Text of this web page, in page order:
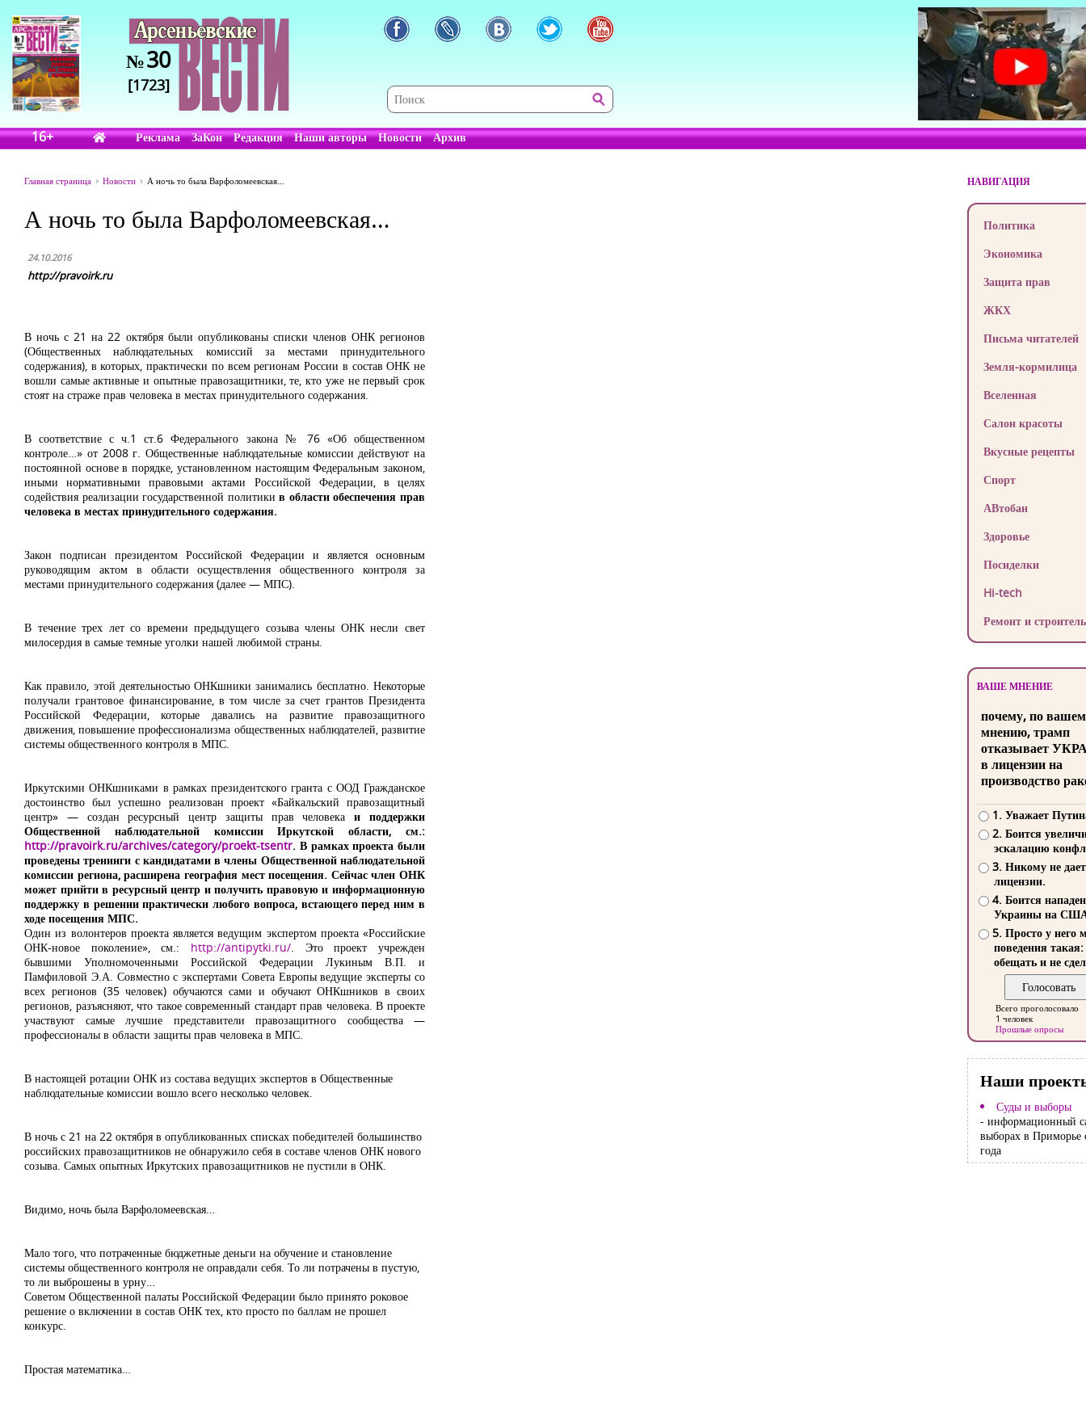
№30
[1723]
16+ Реклама ЗаКон Редакция Наши авторы Новости Архив
Главная страница Новости А ночь то была Варфоломеевская…
А ночь то была Варфоломеевская…
24.10.2016
http://pravoirk.ru
В ночь с 21 на 22 октября были опубликованы списки членов ОНК регионов
(Общественных наблюдательных комиссий за местами принудительного
содержания), в которых, практически по всем регионам России в состав ОНК не
вошли самые активные и опытные правозащитники, те, кто уже не первый срок
стоят на страже прав человека в местах принудительного содержания.
В соответствие с ч.1 ст.6 Федерального закона № 76 «Об общественном
контроле…» от 2008 г. Общественные наблюдательные комиссии действуют на
постоянной основе в порядке, установленном настоящим Федеральным законом,
иными нормативными правовыми актами Российской Федерации, в целях
содействия реализации государственной политикив области обеспечения прав
человека в местах принудительного содержания.
Закон подписан президентом Российской Федерации и является основным
руководящим актом в области осуществления общественного контроля за
местами принудительного содержания (далее — МПС).
В течение трех лет со времени предыдущего созыва члены ОНК несли свет
милосердия в самые темные уголки нашей любимой страны.
Как правило, этой деятельностью ОНКшники занимались бесплатно. Некоторые
получали грантовое финансирование, в том числе за счет грантов Президента
Российской Федерации, которые давались на развитие правозащитного
движения, повышение профессионализма общественных наблюдателей, развитие
системы общественного контроля в МПС.
Иркутскими ОНКшниками в рамках президентского гранта с ООД Гражданское
достоинство был успешно реализован проект «Байкальский правозащитный
центр» — создан ресурсный центр защиты прав человекаи поддержки
Общественной наблюдательной комиссии Иркутской области, см.:
http://pravoirk.ru/archives/category/proekt-tsentr. В рамках проекта были
проведены тренинги с кандидатами в члены Общественной наблюдательной
комиссии региона, расширена география мест посещения. Сейчас член ОНК
может прийти в ресурсный центр и получить правовую и информационную
поддержку в решении практически любого вопроса, встающего перед ним в
ходе посещения МПС.
Один из волонтеров проекта является ведущим экспертом проекта «Российские
ОНК-новое поколение», см.: http://antipytki.ru/. Это проект учрежден
бывшими Уполномоченными Российской Федерации Лукиным В.П. и
Памфиловой Э.А. Совместно с экспертами Совета Европы ведущие эксперты со
всех регионов (35 человек) обучаются сами и обучают ОНКшников в своих
регионов, разъясняют, что такое современный стандарт прав человека. В проекте
участвуют самые лучшие представители правозащитного сообщества —
профессионалы в области защиты прав человека в МПС.
В настоящей ротации ОНК из состава ведущих экспертов в Общественные
наблюдательные комиссии вошло всего несколько человек.
В ночь с 21 на 22 октября в опубликованных списках победителей большинство
российских правозащитников не обнаружило себя в составе членов ОНК нового
созыва. Самых опытных Иркутских правозащитников не пустили в ОНК.
Видимо, ночь была Варфоломеевская…
Мало того, что потраченные бюджетные деньги на обучение и становление
системы общественного контроля не оправдали себя. То ли потрачены в пустую,
то ли выброшены в урну…
Советом Общественной палаты Российской Федерации было принято роковое
решение о включении в состав ОНК тех, кто просто по баллам не прошел
конкурс.
Простая математика…
НАВИГАЦИЯ
Политика
Экономика
Защита прав
ЖКХ
Письма читателей
Земля-кормилица
Вселенная
Салон красоты
Вкусные рецепты
Спорт
АВтобан
Здоровье
Посиделки
Hi-tech
Ремонт и
ВАШЕ МНЕНИЕ
почему, по
мнению, трамп
отказывает
в лицензии на
производство
1. Уважает
2. Боится
эскалацию
3. Никому не
лицензии.
4. Боится
Украины на
5. Просто у него
поведения такая:
обещать и не
Всего проголосовало
1 человек
Прошлые опросы
Наши
Суды и выборы
- информационный
выборах в Приморье
года